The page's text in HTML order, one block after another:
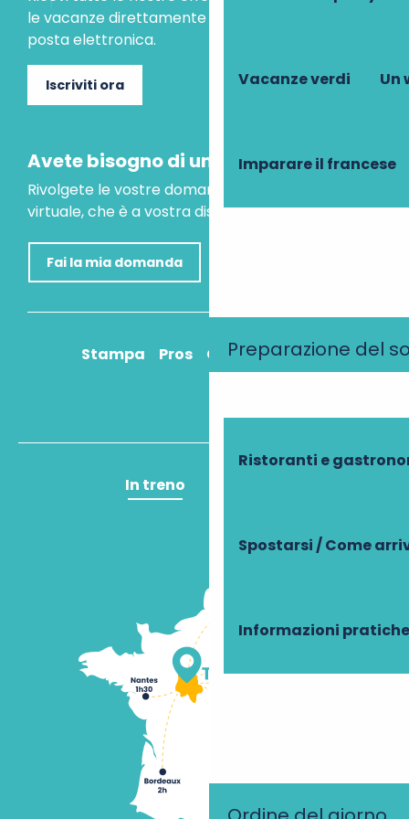
Vacanze verdi Un
Imparare il francese
Preparazione del
Ristoranti e
Spostarsi / Come
Informazioni pratiche
le vacanze direttamente nella tua casella di
posta elettronica.
Iscriviti ora
Avete bisogno di un consiglio?
Rivolgete le vostre domande al nostro assistente
virtuale, che è a vostra disposizione per aiutarvi.
Fai la mia domanda
Stampa Pros Come ci arrivo?
In treno